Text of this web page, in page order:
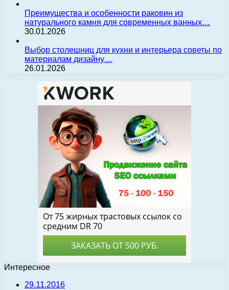
Преимущества и особенности раковин из
натурального камня для современных ванных…
30.01.2026
Выбор столешниц для кухни и интерьера советы по
материалам дизайну…
26.01.2026
Интересное
29.11.2016